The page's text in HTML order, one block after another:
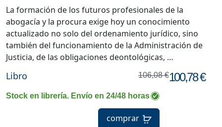
Libro 106,08 €100,78 €
Stock en librería. Envío en 24/48 horas
comprar
La formación de los futuros profesionales de la
abogacía y la procura exige hoy un conocimiento
actualizado no solo del ordenamiento jurídico, sino
también del funcionamiento de la Administración de
Justicia, de las obligaciones deontológicas, …